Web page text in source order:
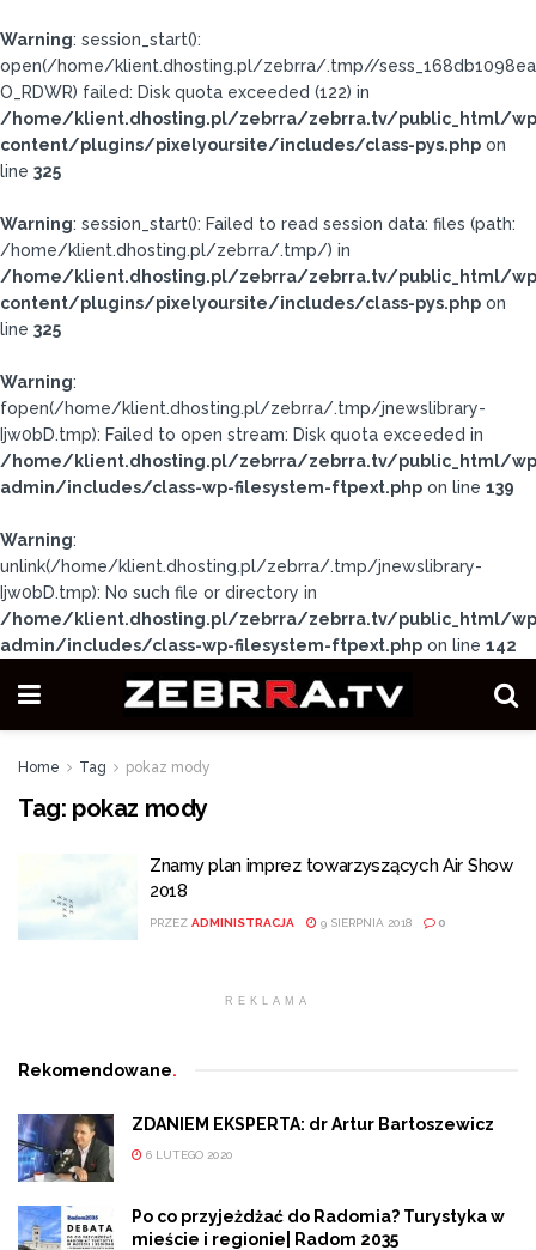
Warning: session_start():
open(/home/klient.dhosting.pl/zebrra/.tmp//
O_RDWR) failed: Disk quota exceeded (122) in
/home/klient.dhosting.pl/zebrra/zebrra.tv/public_html/
content/plugins/pixelyoursite/includes/class-pys.php on
line 325
Warning: session_start(): Failed to read session data: files (path:
/home/klient.dhosting.pl/zebrra/.tmp/) in
/home/klient.dhosting.pl/zebrra/zebrra.tv/public_html/
content/plugins/pixelyoursite/includes/class-pys.php on
line 325
Warning:
fopen(/home/klient.dhosting.pl/zebrra/.tmp/jnewslibrary-
Ijw0bD.tmp): Failed to open stream: Disk quota exceeded in
/home/klient.dhosting.pl/zebrra/zebrra.tv/public_html/
admin/includes/class-wp-filesystem-ftpext.php on line 139
Warning:
unlink(/home/klient.dhosting.pl/zebrra/.tmp/jnewslibrary-
Ijw0bD.tmp): No such file or directory in
/home/klient.dhosting.pl/zebrra/zebrra.tv/public_html/
admin/includes/class-wp-filesystem-ftpext.php on line 142
Home Tag pokaz mody
Tag: pokaz mody
Znamy plan imprez towarzyszących Air Show
2018
PRZEZ ADMINISTRACJA 9 SIERPNIA 2018 0
REKLAMA
Rekomendowane.
ZDANIEM EKSPERTA: dr Artur Bartoszewicz
6 LUTEGO 2020
Po co przyjeżdżać do Radomia? Turystyka w
mieście i regionie| Radom 2035